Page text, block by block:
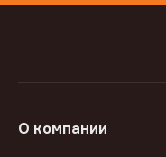
О компании